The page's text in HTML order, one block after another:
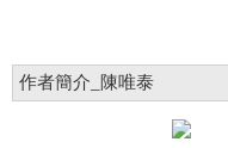
作者簡介_陳唯泰